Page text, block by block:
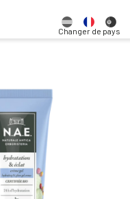
Changer de pays